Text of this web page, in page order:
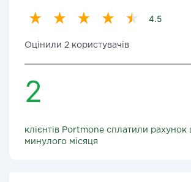
4.5
Оцінили 2 користувачів
2
клієнтів Portmone сплатили рахунок
минулого місяця